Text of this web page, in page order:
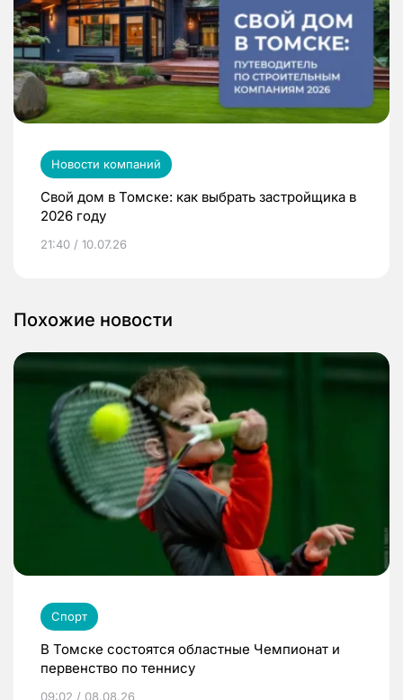
Новости компаний
Свой дом в Томске: как выбрать застройщика в
2026 году
21:40 / 10.07.26
Похожие новости
Спорт
В Томске состоятся областные Чемпионат и
первенство по теннису
09:02 / 08.08.26